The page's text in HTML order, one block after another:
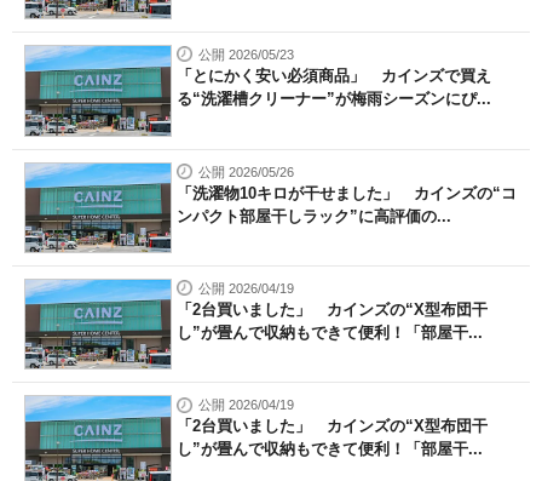
公開 2026/05/23
「とにかく安い必須商品」 カインズで買え
る“洗濯槽クリーナー”が梅雨シーズンにぴ...
公開 2026/05/26
「洗濯物10キロが干せました」 カインズの“コ
ンパクト部屋干しラック”に高評価の...
公開 2026/04/19
「2台買いました」 カインズの“X型布団干
し”が畳んで収納もできて便利！「部屋干...
公開 2026/04/19
「2台買いました」 カインズの“X型布団干
し”が畳んで収納もできて便利！「部屋干...